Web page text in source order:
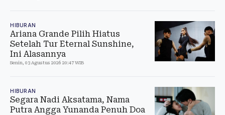
HIBURAN
Ariana Grande Pilih Hiatus
Setelah Tur Eternal Sunshine,
Ini Alasannya
Senin, 03 Agustus 2026 20:47 WIB
HIBURAN
Segara Nadi Aksatama, Nama
Putra Angga Yunanda Penuh Doa